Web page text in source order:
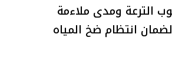
الترعة ومدى ملاءمة
انتظام ضخ المياه